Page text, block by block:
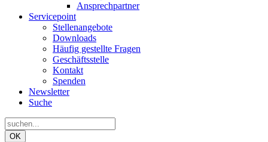
Ansprechpartner
Servicepoint
Stellenangebote
Downloads
Häufig gestellte Fragen
Geschäftsstelle
Kontakt
Spenden
Newsletter
Suche
OK